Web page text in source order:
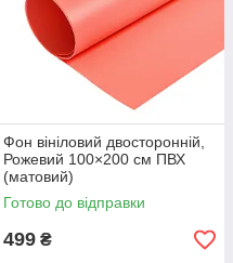
Фон вініловий двосторонній,
Рожевий 100×200 см ПВХ
(матовий)
Готово до відправки
499 ₴